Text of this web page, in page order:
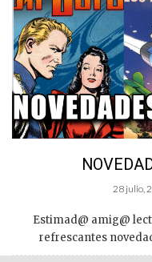
28 julio,
Estimad@ amig@
refrescantes